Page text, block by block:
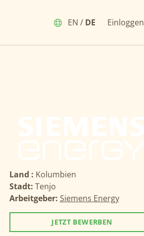
EN / DE Einloggen
Land : Kolumbien
Stadt: Tenjo
Arbeitgeber: Siemens Energy
JETZT BEWERBEN